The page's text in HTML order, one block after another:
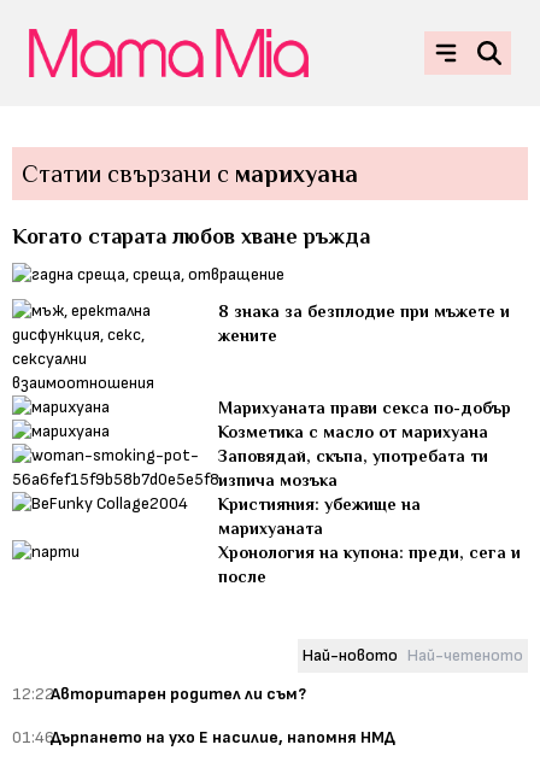
Статии свързани с марихуана
Когато старата любов хване ръжда
8 знака за безплодие при мъжете и
жените
Марихуаната прави секса по-добър
Козметика с масло от марихуана
Заповядай, скъпа, употребата ти
изпича мозъка
Кристияния: убежище на
марихуаната
Хронология на купона: преди, сега и
после
Най-новото Най-четеното
12:22Авторитарен родител ли съм?
01:46Дърпането на ухо Е насилие, напомня НМД